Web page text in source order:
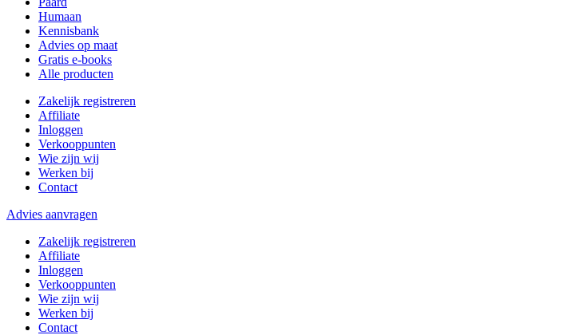
Humaan
Kennisbank
Advies op maat
Gratis e-books
Alle producten
Zakelijk registreren
Affiliate
Inloggen
Verkooppunten
Wie zijn wij
Werken bij
Contact
Advies aanvragen
Zakelijk registreren
Affiliate
Inloggen
Verkooppunten
Wie zijn wij
Werken bij
Contact